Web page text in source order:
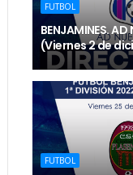
FUTBOL
BENJAMINES.
(Viernes 2 de
FUTBOL